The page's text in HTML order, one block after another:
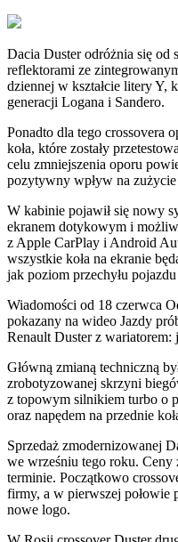
Dacia Duster odróżnia się od
reflektorami ze
dziennej w kształcie litery Y,
generacji Logana i Sandero.
Ponadto dla tego crossovera
koła, które zostały
celu zmniejszenia oporu
pozytywny wpływ na
W kabinie pojawił się nowy
ekranem dotykowym i
z Apple CarPlay i Android
wszystkie koła na ekranie
jak poziom przechyłu
Wiadomości od 18 czerwca
pokazany na wideo Jazdy
Renault Duster z
Główną zmianą techniczną
zrobotyzowanej skrzyni
z topowym silnikiem turbo o
oraz napędem na przednie
Sprzedaż zmodernizowanej
we wrześniu tego roku. Ceny
terminie. Początkowo
firmy, a w pierwszej połowie
nowe logo.